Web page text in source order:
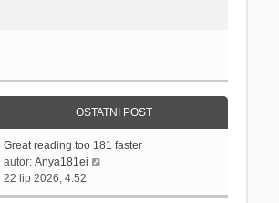
OSTATNI POST
Great reading too 181 faster
autor: Anya181ei
ś
22 lip 2026, 4:52